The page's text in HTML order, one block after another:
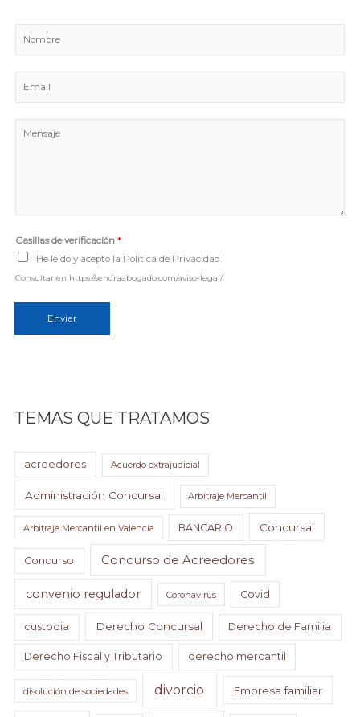
m
r
a
j
e
*
Casillas de verificación*
He leído y acepto la Política de Privacidad
Consultar en https://sendraabogado.com/aviso-legal/
Enviar
TEMAS QUE TRATAMOS
acreedores Acuerdo extrajudicial
Administración Concursal Arbitraje Mercantil
Arbitraje Mercantil en Valencia BANCARIO Concursal
Concurso Concurso de Acreedores
convenio regulador Coronavirus Covid
custodia Derecho Concursal Derecho de Familia
Derecho Fiscal y Tributario derecho mercantil
disolución de sociedades divorcio Empresa familiar